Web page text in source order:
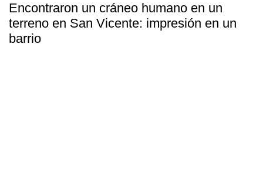
Encontraron un cráneo humano en un
terreno en San Vicente: impresión en un
barrio